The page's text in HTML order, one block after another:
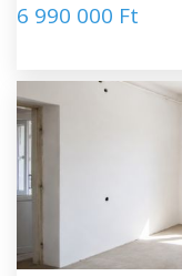
6 990 000 Ft